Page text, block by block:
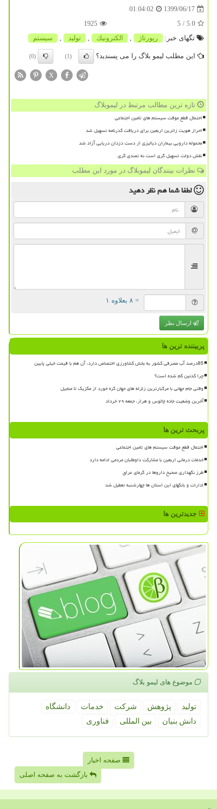
1399/06/17
01:04:02
5.0
/ 5
1925
تگهای خبر:
رپورتاژ , الكترونیك , تولید , سیستم
این مطلب لیمو بلاگ را می پسندید؟ (1)
(0)
X
تازه ترین مطالب مرتبط در لیموبلاگ
احتمال قطع موقت سیستم های تامین اجتماعی
احراز هویت زائرین اربعین برای دریافت گذرنامه تسهیل شد
محموله دارویی بیماران دیالیزی از دست دزدان دریایی آزاد شد
نقش دولت تسهیل گری است نه تصدی گری
نظرات بینندگان لیموبلاگ در مورد این مطلب
لطفا شما همنظر دهید
= ۸ بعلاوه ۱
ارسال نظر
پربیننده ترین ها
85درصد آب مصرفی کشور به بخش کشاورزی اختصاص دارد، آن هم با قیمت خیلی پایین
چرا کدئین کم شده است؟
وقتی جام جهانی با مرگبارترین زلزله های جهان گره خورد از مکزیک تا منجیل
آخرین وضعیت جاده چالوس و هراز، جمعه ۲۹ خرداد
پربحث ترین ها
احتمال قطع موقت سیستم های تامین اجتماعی
خدمات درمانی اربعین با مشارکت داوطلبان مردمی ادامه دارد
طرز نگهداری صحیح داروها در گرمای عراق
ادارات و بانکهای این استان ها چهارشنبه تعطیل شد
جدیدترین ها
موضوع های لیمو بلاگ
تولید پژوهش شركت خدمات
دانشگاه
دانش بنیان
بین المللی فناوری
صفحه اخبار
بازگشت به صفحه اصلی